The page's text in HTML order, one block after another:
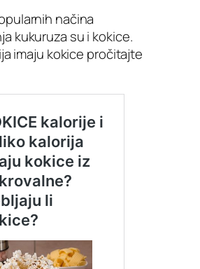
načina
kukuruza su i kokice.
imaju kokice pročitajte